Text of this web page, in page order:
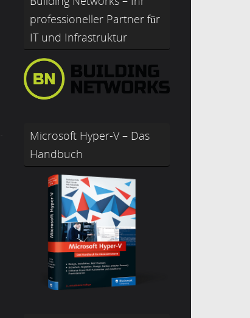
professioneller Partner für
IT und Infrastruktur
Microsoft Hyper-V – Das
Handbuch